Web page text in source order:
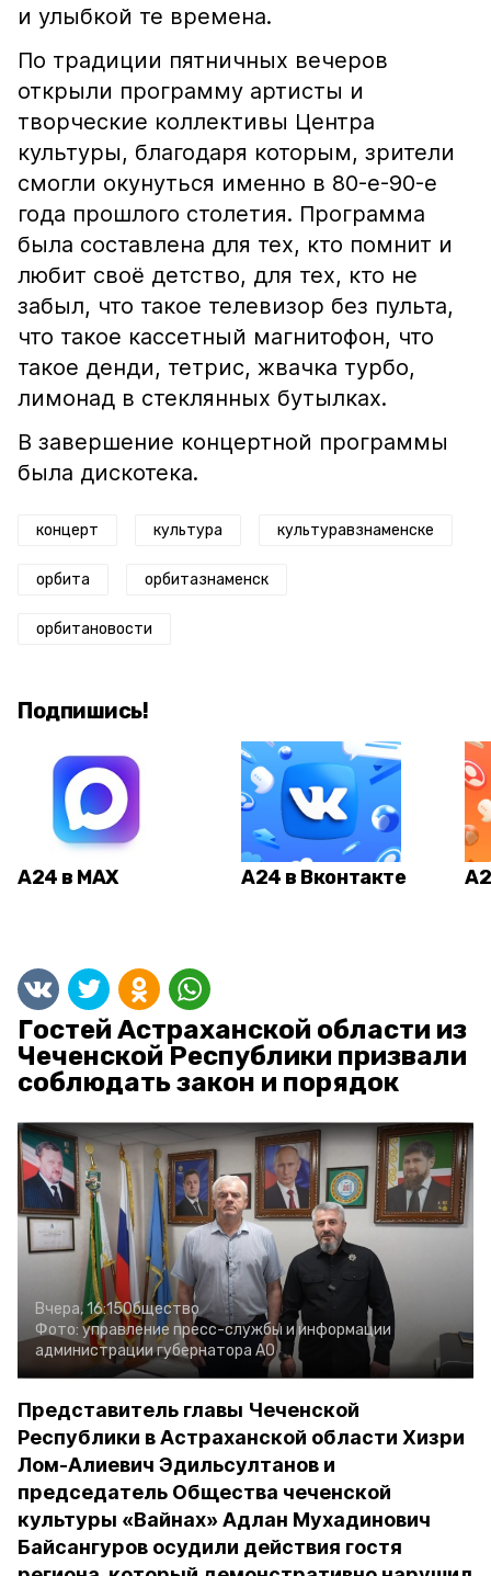
и улыбкой те времена.
По традиции пятничных вечеров
открыли программу артисты и
творческие коллективы Центра
культуры, благодаря которым, зрители
смогли окунуться именно в 80-е-90-е
года прошлого столетия. Программа
была составлена для тех, кто помнит и
любит своё детство, для тех, кто не
забыл, что такое телевизор без пульта,
что такое кассетный магнитофон, что
такое денди, тетрис, жвачка турбо,
лимонад в стеклянных бутылках.
В завершение концертной программы
была дискотека.
концерт культура культуравзнаменске
орбита орбитазнаменск
орбитановости
Подпишись!
А24 в MAX А24 в Вконтакте
Гостей Астраханской области из
Чеченской Республики призвали
соблюдать закон и порядок
Вчера, 16:15Общество
Фото: управление пресс-службы и информации
администрации губернатора АО
Представитель главы Чеченской
Республики в Астраханской области Хизри
Лом-Алиевич Эдильсултанов и
председатель Общества чеченской
культуры «Вайнах» Адлан Мухадинович
Байсангуров осудили действия гостя